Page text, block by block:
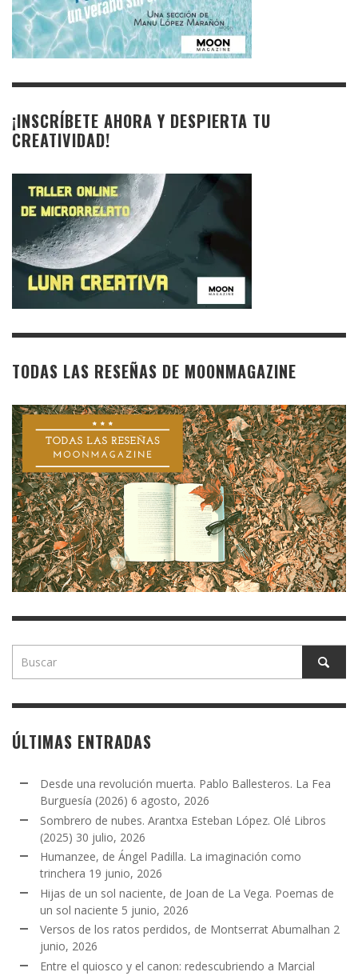
¡INSCRÍBETE AHORA Y DESPIERTA TU
CREATIVIDAD!
TODAS LAS RESEÑAS DE MOONMAGAZINE
ÚLTIMAS ENTRADAS
Desde una revolución muerta. Pablo Ballesteros. La Fea
Burguesía (2026) 6 agosto, 2026
Sombrero de nubes. Arantxa Esteban López. Olé Libros
(2025) 30 julio, 2026
Humanzee, de Ángel Padilla. La imaginación como
trinchera 19 junio, 2026
Hijas de un sol naciente, de Joan de La Vega. Poemas de
un sol naciente 5 junio, 2026
Versos de los ratos perdidos, de Montserrat Abumalhan 2
junio, 2026
Entre el quiosco y el canon: redescubriendo a Marcial